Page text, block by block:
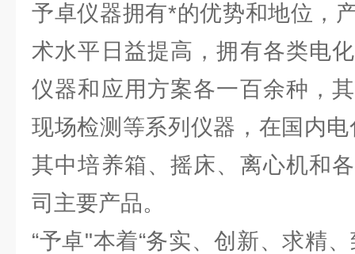
予卓仪器拥有*的优势和地位，
术水平日益提高，拥有各类电
仪器和应用方案各一百余种，
现场检测等系列仪器，在国内
其中培养箱、摇床、离心机和
司主要产品。
“予卓"本着“务实、创新、求精